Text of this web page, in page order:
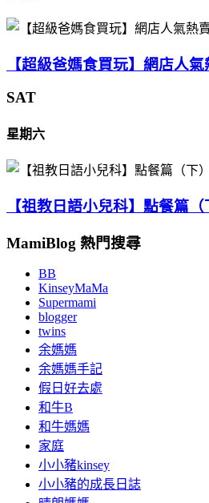
【超級爸媽食買玩】網店人
SAT
星期六
【祖教日語小兒科】點餐篇（
MamiBlog 熱門搜尋
BB
KinseyMaMa
Supermami
blogger
twins
余媽媽
余媽媽手記
假日好去處
和牛B
和牛媽媽
家庭
小小豬kinsey
小小豬的成長日誌